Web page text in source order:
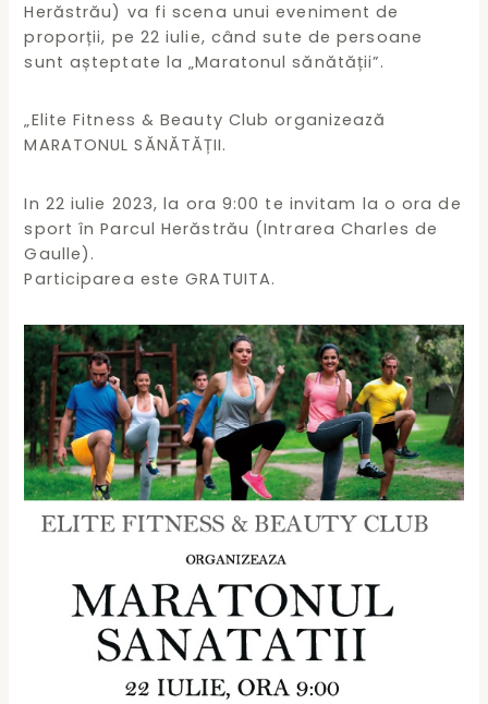
Herăstrău) va fi scena unui eveniment de
proporții, pe 22 iulie, când sute de persoane
sunt așteptate la „Maratonul sănătății”.
„Elite Fitness & Beauty Club organizează
MARATONUL SĂNĂTĂȚII.
In 22 iulie 2023, la ora 9:00 te invitam la o ora de
sport în Parcul Herăstrău (Intrarea Charles de
Gaulle).
Participarea este GRATUITA.